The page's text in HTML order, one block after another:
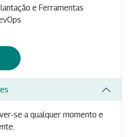
e Ferramentas
se a qualquer momento e